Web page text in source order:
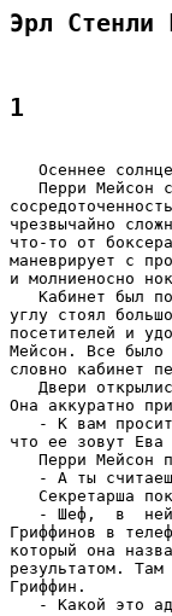
Эрл Стенли
1